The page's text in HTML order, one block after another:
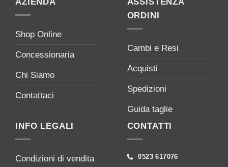
Shop Online
Concessionaria
Chi Siamo
Contattaci
ORDINI
Cambi e Resi
Acquisti
Spedizioni
Guida taglie
INFO LEGALI
Condizioni di vendita
CONTATTI
0523 617076